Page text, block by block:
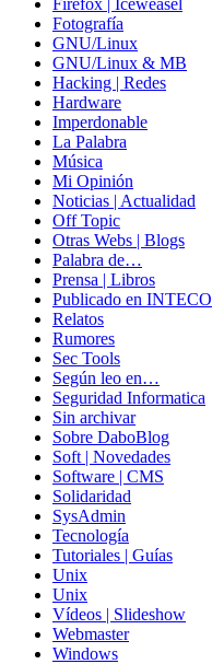
Firefox | Iceweasel
Fotografía
GNU/Linux
GNU/Linux & MB
Hacking | Redes
Hardware
Imperdonable
La Palabra
Música
Mi Opinión
Noticias | Actualidad
Off Topic
Otras Webs | Blogs
Palabra de…
Prensa | Libros
Publicado en INTECO
Relatos
Rumores
Sec Tools
Según leo en…
Seguridad Informatica
Sin archivar
Sobre DaboBlog
Soft | Novedades
Software | CMS
Solidaridad
SysAdmin
Tecnología
Tutoriales | Guías
Unix
Unix
Vídeos | Slideshow
Webmaster
Windows